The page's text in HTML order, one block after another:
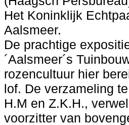
Het Koninklijk
Aalsmeer.
De prachtige
´Aalsmeer´s
rozencultuur hier
lof. De verzameling
H.M en Z.K.H.,
voorzitter van